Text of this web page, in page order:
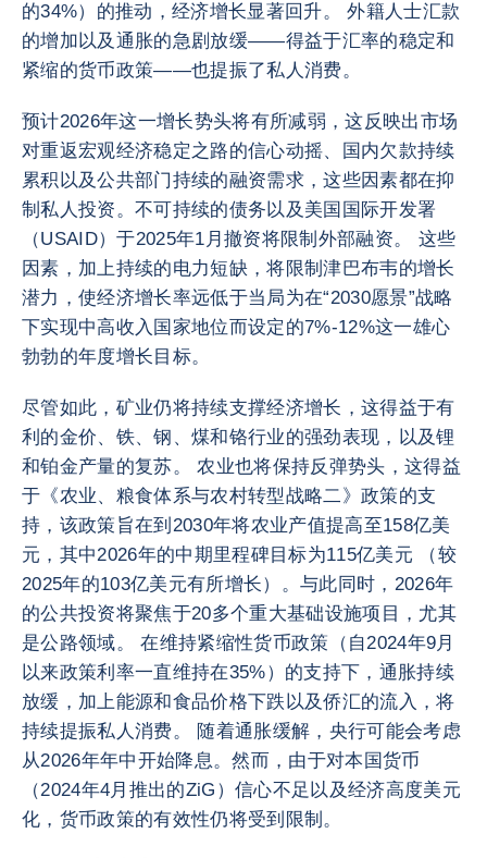
的34%）的推动，经济增长显著回升。 外籍人士汇款
的增加以及通胀的急剧放缓——得益于汇率的稳定和
紧缩的货币政策——也提振了私人消费。
预计2026年这一增长势头将有所减弱，这反映出市场
对重返宏观经济稳定之路的信心动摇、国内欠款持续
累积以及公共部门持续的融资需求，这些因素都在抑
制私人投资。不可持续的债务以及美国国际开发署
（USAID）于2025年1月撤资将限制外部融资。 这些
因素，加上持续的电力短缺，将限制津巴布韦的增长
潜力，使经济增长率远低于当局为在“2030愿景”战略
下实现中高收入国家地位而设定的7%-12%这一雄心
勃勃的年度增长目标。
尽管如此，矿业仍将持续支撑经济增长，这得益于有
利的金价、铁、钢、煤和铬行业的强劲表现，以及锂
和铂金产量的复苏。 农业也将保持反弹势头，这得益
于《农业、粮食体系与农村转型战略二》政策的支
持，该政策旨在到2030年将农业产值提高至158亿美
元，其中2026年的中期里程碑目标为115亿美元 （较
2025年的103亿美元有所增长）。与此同时，2026年
的公共投资将聚焦于20多个重大基础设施项目，尤其
是公路领域。 在维持紧缩性货币政策（自2024年9月
以来政策利率一直维持在35%）的支持下，通胀持续
放缓，加上能源和食品价格下跌以及侨汇的流入，将
持续提振私人消费。 随着通胀缓解，央行可能会考虑
从2026年年中开始降息。然而，由于对本国货币
（2024年4月推出的ZiG）信心不足以及经济高度美元
化，货币政策的有效性仍将受到限制。